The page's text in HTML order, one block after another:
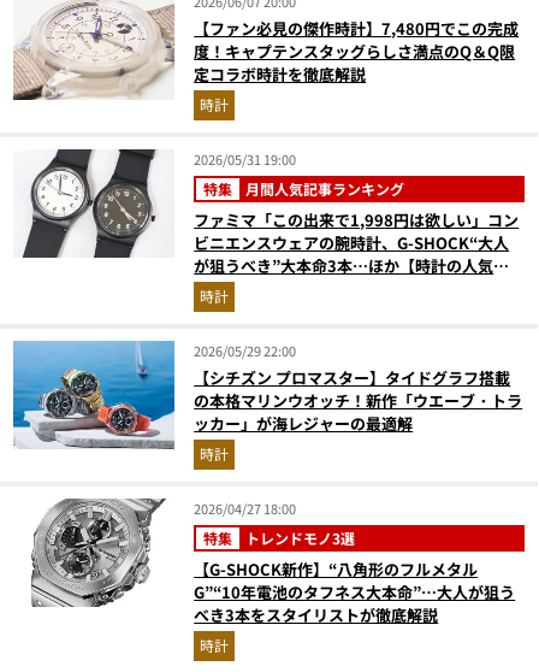
【ファン必見の傑作時計】7,480円でこの完成
度！キャプテンスタッグらしさ満点のQ＆Q限
定コラボ時計を徹底解説
時計
2026/05/31 19:00
特集 月間人気記事ランキング
ファミマ「この出来で1,998円は欲しい」コン
ビニエンスウェアの腕時計、G-SHOCK“大人
が狙うべき”大本命3本…ほか【時計の人気記
事ランキングベスト3】（2026年4月版）
時計
2026/05/29 22:00
【シチズン プロマスター】タイドグラフ搭載
の本格マリンウオッチ！新作「ウエーブ・トラ
ッカー」が海レジャーの最適解
時計
2026/04/27 18:00
特集 トレンドモノ3選
【G-SHOCK新作】“八角形のフルメタル
G”“10年電池のタフネス大本命”…大人が狙う
べき3本をスタイリストが徹底解説
時計